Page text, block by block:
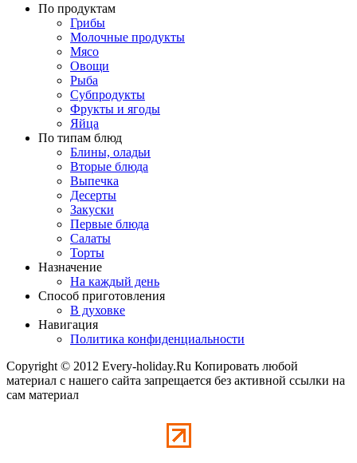
По продуктам
Грибы
Молочные продукты
Мясо
Овощи
Рыба
Субпродукты
Фрукты и ягоды
Яйца
По типам блюд
Блины, оладьи
Вторые блюда
Выпечка
Десерты
Закуски
Первые блюда
Салаты
Торты
Назначение
На каждый день
Способ приготовления
В духовке
Навигация
Политика конфиденциальности
Copyright © 2012 Every-holiday.Ru Копировать любой
материал с нашего сайта запрещается без активной ссылки на
сам материал